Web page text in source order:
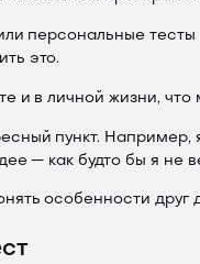
персональные
это.
и в личной жизни,
пункт. Например,
— как будто бы я
особенности друг